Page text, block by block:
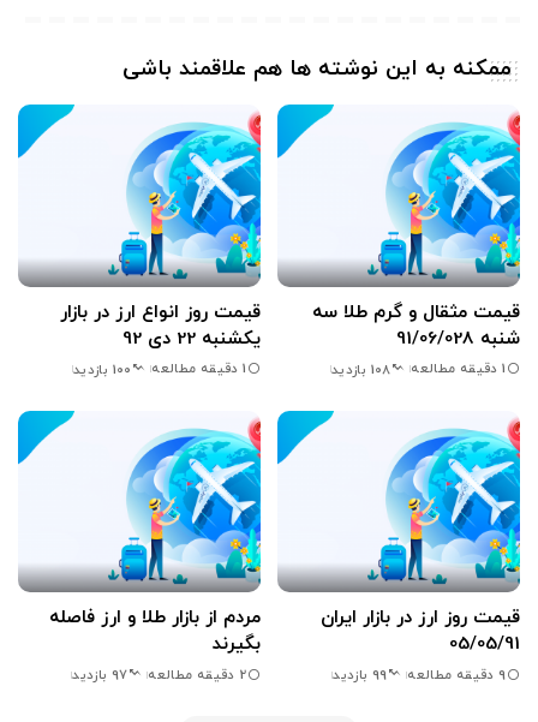
ممکنه به این نوشته ها هم علاقمند باشی
قیمت مثقال و گرم طلا سه
شنبه 91/06/028
1 دقیقه مطالعه 108 بازدید
قیمت روز انواع ارز در بازار
یکشنبه 22 دی 92
1 دقیقه مطالعه 100 بازدید
قیمت روز ارز در بازار ایران
05/05/91
9 دقیقه مطالعه 99 بازدید
مردم از بازار طلا و ارز فاصله
بگیرند
2 دقیقه مطالعه 97 بازدید